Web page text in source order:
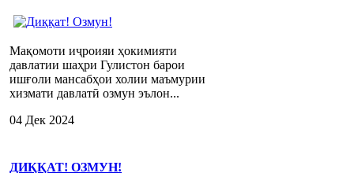
Мақомоти иҷроияи ҳокимияти
давлатии шаҳри Гулистон барои
ишғоли мансабҳои холии маъмурии
хизмати давлатӣ озмун эълон...
04 Дек 2024
ДИҚҚАТ! ОЗМУН!